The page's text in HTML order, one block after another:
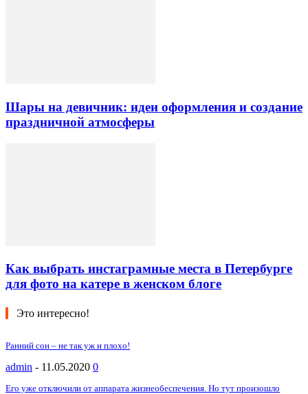
Шары на девичник: идеи оформления и создание
праздничной атмосферы
Как выбрать инстаграмные места в Петербурге
для фото на катере в женском блоге
Это интересно!
Ранний сон – не так уж и плохо!
admin - 11.05.2020 0
Его уже отключили от аппарата жизнеобеспечения. Но тут произошло